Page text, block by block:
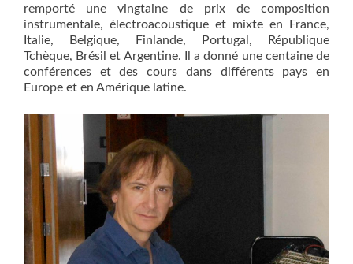
remporté une vingtaine de prix de composition
instrumentale, électroacoustique et mixte en France,
Italie, Belgique, Finlande, Portugal, République
Tchèque, Brésil et Argentine. Il a donné une centaine de
conférences et des cours dans différents pays en
Europe et en Amérique latine.